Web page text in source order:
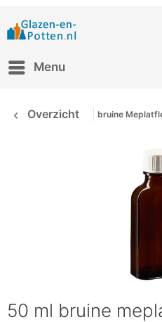
Menu
Overzicht bruine
50 ml bruine